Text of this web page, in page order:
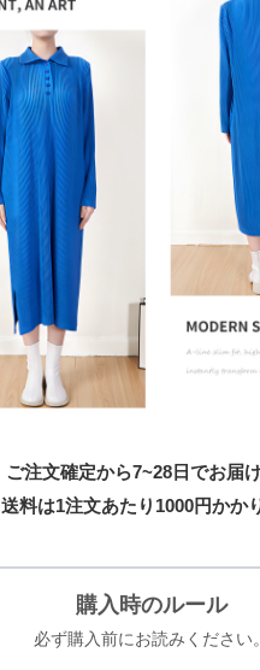
ご注文確定から7~28日でお届
送料は1注文あたり 1000円かか
購入時のルール
必ず購入前にお読みください。